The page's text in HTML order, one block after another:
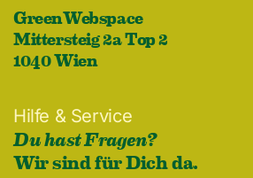
GreenWebspace
Mittersteig 2a Top 2
1040 Wien
Hilfe & Service
Du hast Fragen?
Wir sind für Dich da.